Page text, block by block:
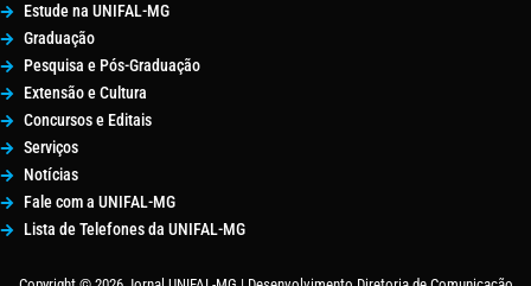
Estude na UNIFAL-MG
Graduação
Pesquisa e Pós-Graduação
Extensão e Cultura
Concursos e Editais
Serviços
Notícias
Fale com a UNIFAL-MG
Lista de Telefones da UNIFAL-MG